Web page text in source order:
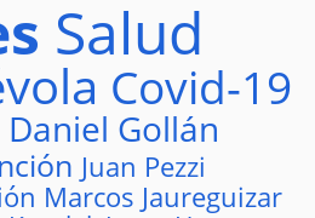
Salud
Covid-19
Daniel Gollán
Juan Pezzi
Marcos Jaureguizar